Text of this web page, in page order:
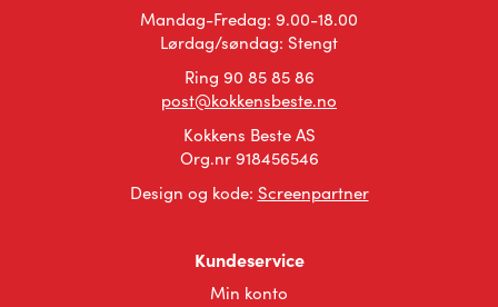
Mandag-Fredag: 9.00-18.00
Lørdag/søndag: Stengt
Ring 90 85 85 86
post@kokkensbeste.no
Kokkens Beste AS
Org.nr 918456546
Design og kode: Screenpartner
Kundeservice
Min konto